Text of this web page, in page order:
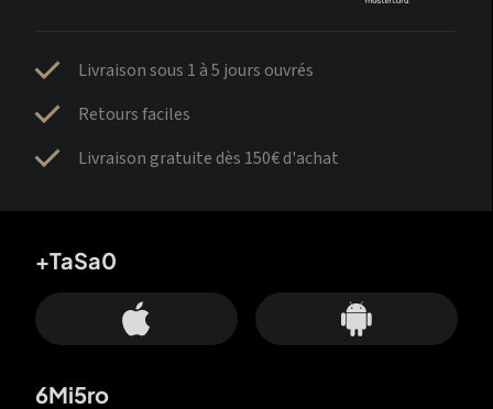
Livraison sous 1 à 5 jours ouvrés
Retours faciles
Livraison gratuite dès 150€ d'achat
+TaSa0
6Mi5ro